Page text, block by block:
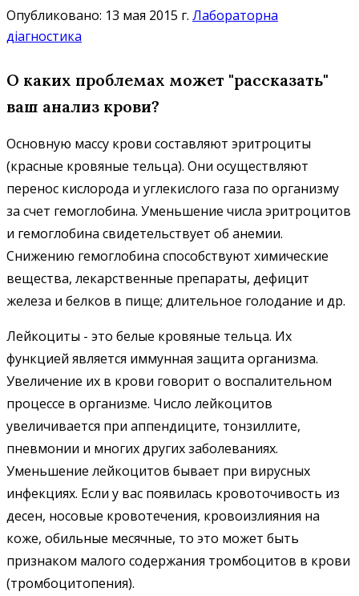
Опубликовано: 13 мая 2015 г. Лабораторна
діагностика
О каких проблемах может "рассказать"
ваш анализ крови?
Основную массу крови составляют эритроциты
(красные кровяные тельца). Они осуществляют
перенос кислорода и углекислого газа по организму
за счет гемоглобина. Уменьшение числа эритроцитов
и гемоглобина свидетельствует об анемии.
Снижению гемоглобина способствуют химические
вещества, лекарственные препараты, дефицит
железа и белков в пище; длительное голодание и др.
Лейкоциты - это белые кровяные тельца. Их
функцией является иммунная защита организма.
Увеличение их в крови говорит о воспалительном
процессе в организме. Число лейкоцитов
увеличивается при аппендиците, тонзиллите,
пневмонии и многих других заболеваниях.
Уменьшение лейкоцитов бывает при вирусных
инфекциях. Если у вас появилась кровоточивость из
десен, носовые кровотечения, кровоизлияния на
коже, обильные месячные, то это может быть
признаком малого содержания тромбоцитов в крови
(тромбоцитопения).